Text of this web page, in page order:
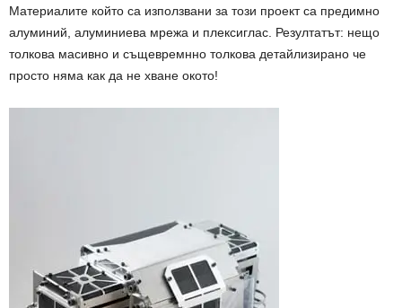
Материалите който са използвани за този проект са предимно
алуминий, алуминиева мрежа и плексиглас. Резултатът: нещо
толкова масивно и същевремнно толкова детайлизирано че
просто няма как да не хване окото!